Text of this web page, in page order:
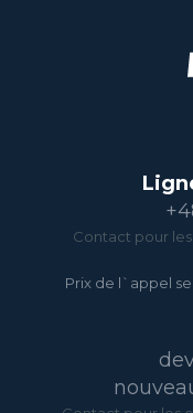
Contact pour
Prix de l`appel